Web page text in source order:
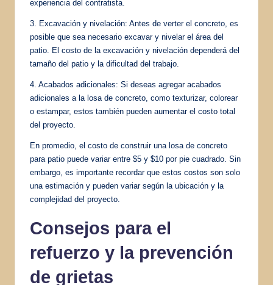
experiencia del contratista.
3. Excavación y nivelación: Antes de verter el concreto, es
posible que sea necesario excavar y nivelar el área del
patio. El costo de la excavación y nivelación dependerá del
tamaño del patio y la dificultad del trabajo.
4. Acabados adicionales: Si deseas agregar acabados
adicionales a la losa de concreto, como texturizar, colorear
o estampar, estos también pueden aumentar el costo total
del proyecto.
En promedio, el costo de construir una losa de concreto
para patio puede variar entre $5 y $10 por pie cuadrado. Sin
embargo, es importante recordar que estos costos son solo
una estimación y pueden variar según la ubicación y la
complejidad del proyecto.
Consejos para el
refuerzo y la prevención
de grietas